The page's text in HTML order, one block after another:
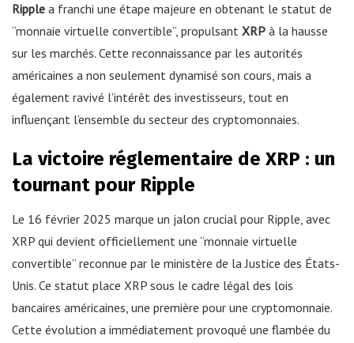
Ripple a franchi une étape majeure en obtenant le statut de
“monnaie virtuelle convertible”, propulsant XRP à la hausse
sur les marchés. Cette reconnaissance par les autorités
américaines a non seulement dynamisé son cours, mais a
également ravivé l’intérêt des investisseurs, tout en
influençant l’ensemble du secteur des cryptomonnaies.
La victoire réglementaire de XRP : un
tournant pour Ripple
Le 16 février 2025 marque un jalon crucial pour Ripple, avec
XRP qui devient officiellement une “monnaie virtuelle
convertible” reconnue par le ministère de la Justice des États-
Unis. Ce statut place XRP sous le cadre légal des lois
bancaires américaines, une première pour une cryptomonnaie.
Cette évolution a immédiatement provoqué une flambée du